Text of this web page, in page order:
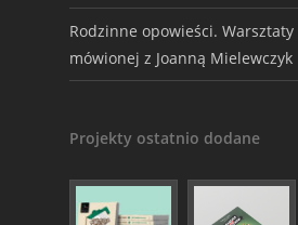
Rodzinne opowieści.
mówionej z Joanną Mielewczyk
Projekty ostatnio dodane